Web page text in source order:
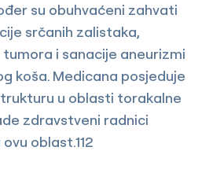
su obuhvaćeni zahvati
srčanih zalistaka,
tumora i sanacije aneurizmi
koša. Medicana posjeduje
u oblasti torakalne
zdravstveni radnici
oblast.112